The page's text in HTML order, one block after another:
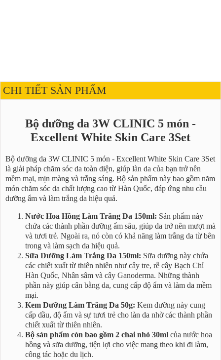
CHI TIẾT SẢN PHẨM
Bộ dưỡng da 3W CLINIC 5 món -
Excellent White Skin Care 3Set
Bộ dưỡng da 3W CLINIC 5 món - Excellent White Skin Care 3Set
là giải pháp chăm sóc da toàn diện, giúp làn da của bạn trở nên
mềm mại, mịn màng và trắng sáng. Bộ sản phẩm này bao gồm năm
món chăm sóc da chất lượng cao từ Hàn Quốc, đáp ứng nhu cầu
dưỡng ẩm và làm trắng da hiệu quả.
Nước Hoa Hồng Làm Trắng Da 150ml: Sản phẩm này
chứa các thành phần dưỡng ẩm sâu, giúp da trở nên mượt mà
và tươi trẻ. Ngoài ra, nó còn có khả năng làm trắng da từ bên
trong và làm sạch da hiệu quả.
Sữa Dưỡng Làm Trắng Da 150ml: Sữa dưỡng này chứa
các chiết xuất từ thiên nhiên như cây tre, rễ cây Bạch Chỉ
Hàn Quốc, Nhân sâm và cây Ganoderma. Những thành
phần này giúp cân bằng da, cung cấp độ ẩm và làm da mềm
mại.
Kem Dưỡng Làm Trắng Da 50g: Kem dưỡng này cung
cấp dầu, độ ẩm và sự tươi trẻ cho làn da nhờ các thành phần
chiết xuất từ thiên nhiên.
Bộ sản phẩm còn bao gồm 2 chai nhỏ 30ml của nước hoa
hồng và sữa dưỡng, tiện lợi cho việc mang theo khi đi làm,
công tác hoặc du lịch.